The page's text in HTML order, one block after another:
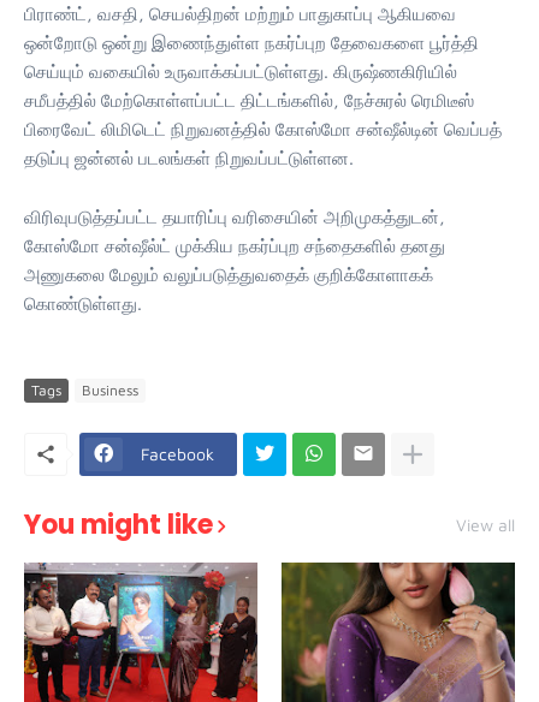
பிராண்ட், வசதி, செயல்திறன் மற்றும் பாதுகாப்பு ஆகியவை
ஒன்றோடு ஒன்று இணைந்துள்ள நகர்ப்புற தேவைகளை பூர்த்தி
செய்யும் வகையில் உருவாக்கப்பட்டுள்ளது. கிருஷ்ணகிரியில்
சமீபத்தில் மேற்கொள்ளப்பட்ட திட்டங்களில், நேச்சுரல் ரெமிடீஸ்
பிரைவேட் லிமிடெட் நிறுவனத்தில் கோஸ்மோ சன்ஷீல்டின் வெப்பத்
தடுப்பு ஜன்னல் படலங்கள் நிறுவப்பட்டுள்ளன.
விரிவுபடுத்தப்பட்ட தயாரிப்பு வரிசையின் அறிமுகத்துடன்,
கோஸ்மோ சன்ஷீல்ட் முக்கிய நகர்ப்புற சந்தைகளில் தனது
அணுகலை மேலும் வலுப்படுத்துவதைக் குறிக்கோளாகக்
கொண்டுள்ளது.
Tags Business
Facebook
You might like View all